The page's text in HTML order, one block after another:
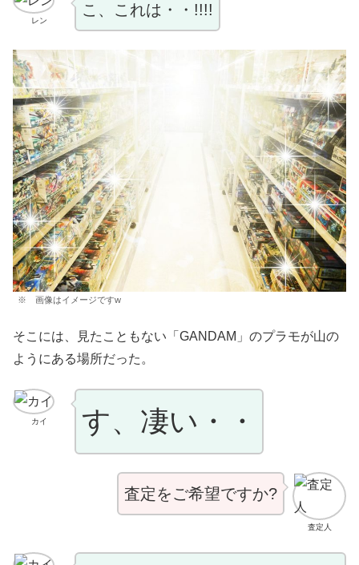
レン
こ、これは・・!!!!
※ 画像はイメージですw
そこには、見たこともない「GANDAM」のプラモが山の
ようにある場所だった。
カイ す、凄い・・
査定人
査定をご希望ですか?